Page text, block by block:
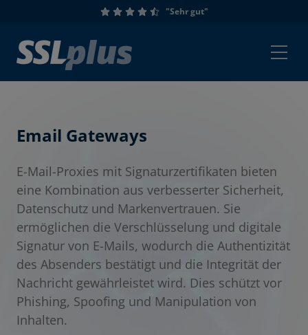
"Sehr gut"
Email Gateways
E-Mail-Proxies mit Signaturzertifikaten bieten
eine Kombination aus verbesserter Sicherheit,
Datenschutz und Markenvertrauen. Sie
ermöglichen die Verschlüsselung und digitale
Signatur von E-Mails, wodurch die Authentizität
des Absenders bestätigt und die Integrität der
Nachricht gewährleistet wird. Dies schützt vor
Phishing, Spoofing und Manipulation von
Inhalten.